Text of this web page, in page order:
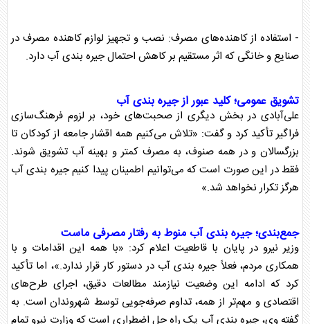
- استفاده از کاهنده‌های مصرف: نصب و تجهیز لوازم کاهنده مصرف در
صنایع و خانگی که اثر مستقیم بر کاهش احتمالجیره بندی آب دارد.
تشویق عمومی؛ کلید عبور ازجیره بندی آب
علی‌آبادی در بخش دیگری از صحبت‌های خود، بر لزوم فرهنگ‌سازی
فراگیر تأکید کرد و گفت: «تلاش می‌کنیم همه اقشار جامعه از کودکان تا
بزرگسالان و در همه صنوف، به مصرف کمتر و بهینه آب تشویق شوند.
فقط در این صورت است که می‌توانیم اطمینان پیدا کنیمجیره بندی آب
هرگز تکرار نخواهد شد.»
جمع‌بندی؛جیره بندی آب منوط به رفتار مصرفی ماست
وزیر نیرو در پایان با قاطعیت اعلام کرد: «با همه این اقدامات و با
همکاری مردم، فعلاًجیره بندی آب در دستور کار قرار ندارد.»، اما تأکید
کرد که ادامه این وضعیت نیازمند مطالعات دقیق، اجرای طرح‌های
اقتصادی و مهم‌تر از همه، تداوم صرفه‌جویی توسط شهروندان است. به
گفته وی،جیره بندی آب یک راه حل اضطراری است کهوزارت نیرو تمام